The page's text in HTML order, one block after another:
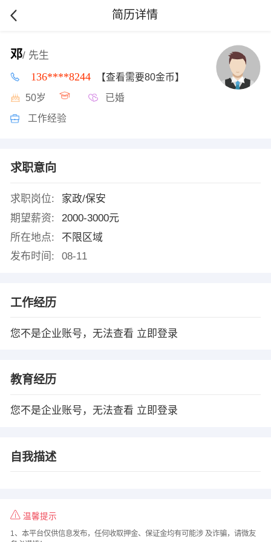
简历详情
邓/ 先生
136****8244 【查看需要80金币】
50岁 已婚
工作经验
求职意向
求职岗位:
家政/保安
期望薪资:
2000-3000元
所在地点:
不限区域
发布时间:
08-11
工作经历
您不是企业账号，无法查看 立即登录
教育经历
您不是企业账号，无法查看 立即登录
自我描述
温馨提示
1、本平台仅供信息发布，任何收取押金、保证金均有可能涉 及诈骗，请微友